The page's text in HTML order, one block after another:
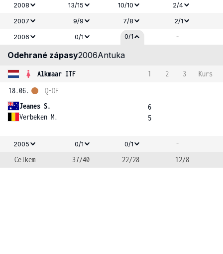
2008
13/15 10/10
2/4
2007
9/9 7/8
2/1
2006
0/1 0/1 -
Odehrané zápasy2006Antuka
Alkmaar ITF 1 2 3
Kurs
18.06.
Jeanes S.
Verbeken M.
Q-OF
6
5
2005 0/1 0/1
-
Celkem
37/40 22/28 12/8